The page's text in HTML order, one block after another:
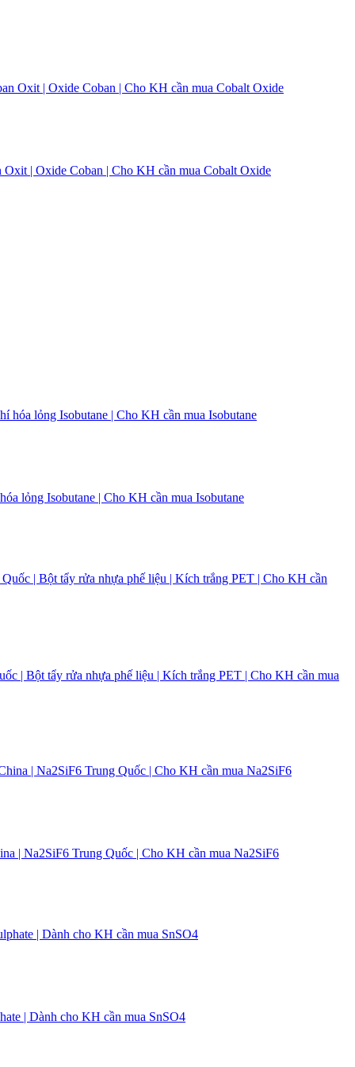
| Oxide Coban | Cho KH cần mua Cobalt Oxide
lỏng Isobutane | Cho KH cần mua Isobutane
| Bột tẩy rửa nhựa phế liệu | Kích trắng PET | Cho KH cần mua
| Na2SiF6 Trung Quốc | Cho KH cần mua Na2SiF6
| Dành cho KH cần mua SnSO4